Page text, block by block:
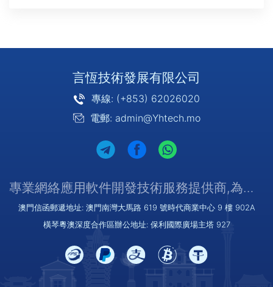
言恆技術發展有限公司
專線: (+853) 62026020
電郵: admin@Yhtech.mo
專業網絡應用軟件開發技術服務提供商,為您提供優質/可靠的服務
澳門信函郵遞地址: 澳門南灣大馬路 619 號時代商業中心 9 樓 902A
橫琴粵澳深度合作區辦公地址: 保利國際廣場主塔 927